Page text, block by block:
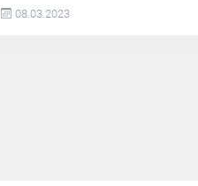
az 603 kadın öldürüldü, 464 kadın
ise şüpheli şekilde hayatını kaybetti”
08.03.2023